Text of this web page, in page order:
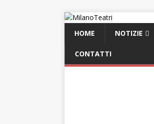
HOME NOTIZIE
CONTATTI